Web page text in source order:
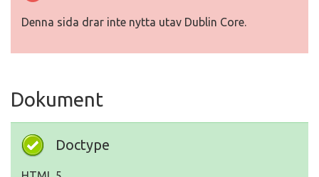
Denna sida drar inte nytta utav Dublin Core.
Dokument
Doctype